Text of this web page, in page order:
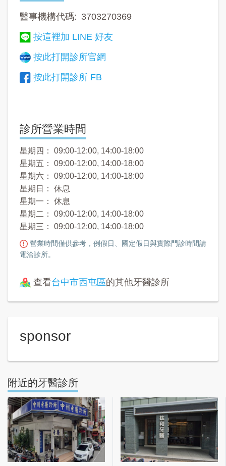
醫事機構代碼
3703270369
按這裡加 LINE 好友
按此打開診所官網
按此打開診所 FB
診所營業時間
星期四： 09:00-12:00, 14:00-18:00
星期五： 09:00-12:00, 14:00-18:00
星期六： 09:00-12:00, 14:00-18:00
星期日： 休息
星期一： 休息
星期二： 09:00-12:00, 14:00-18:00
星期三： 09:00-12:00, 14:00-18:00
營業時間僅供參考，例假日、國定假日與實際門診時間請
電洽診所。
查看台中市西屯區的其他牙醫診所
sponsor
附近的牙醫診所